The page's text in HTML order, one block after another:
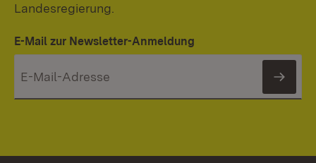
Landesregierung.
E-Mail zur Newsletter-Anmeldung